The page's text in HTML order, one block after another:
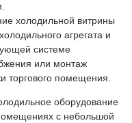
холодильной витрины
агрегата и
системе
или монтаж
торгового помещения.
оборудование
с небольшой